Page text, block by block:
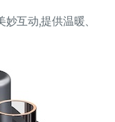
互动,提供温暖、